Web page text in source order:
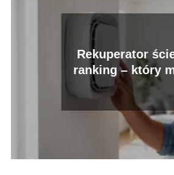
Rekuperator
ranking – który
wybrać?